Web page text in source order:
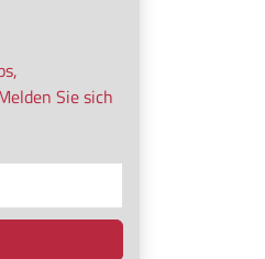
Sie sich